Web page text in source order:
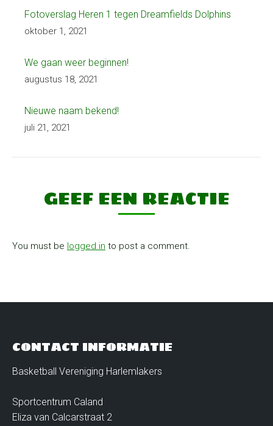
Fotoverslag Heren 1 tegen Dreamfields Dolphins
oktober 1, 2021
We gaan weer beginnen!
augustus 18, 2021
Nieuwe naam bekend!
juli 21, 2021
GEEF EEN REACTIE
You must be logged in to post a comment.
CONTACT INFORMATIE
Basketball Vereniging Harlemlakers
Sportcentrum Caland
Eliza van Calcarstraat 2